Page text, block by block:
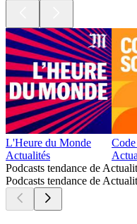
L'Heure du Monde
Actualités
Podcasts tendance de
Podcasts tendance de